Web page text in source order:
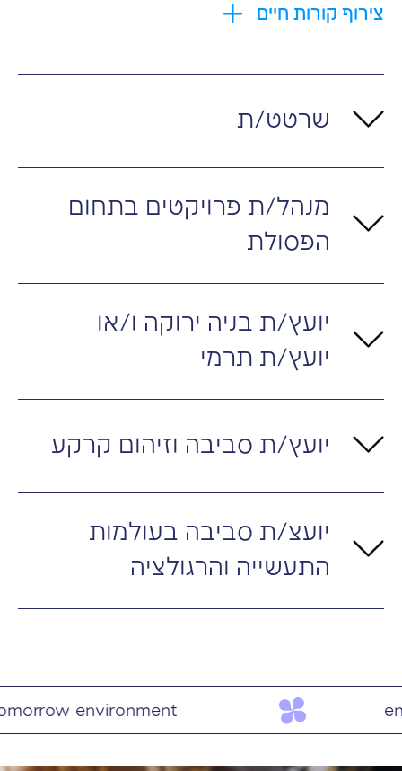
צירוף קורות חיים
שרטט/ת
מנהל/ת פרויקטים בתחום
הפסולת
יועץ/ת בניה ירוקה ו/או
יועץ/ת תרמי
יועץ/ת סביבה וזיהום קרקע
יועצ/ת סביבה בעולמות
התעשייה והרגולציה
engineering for